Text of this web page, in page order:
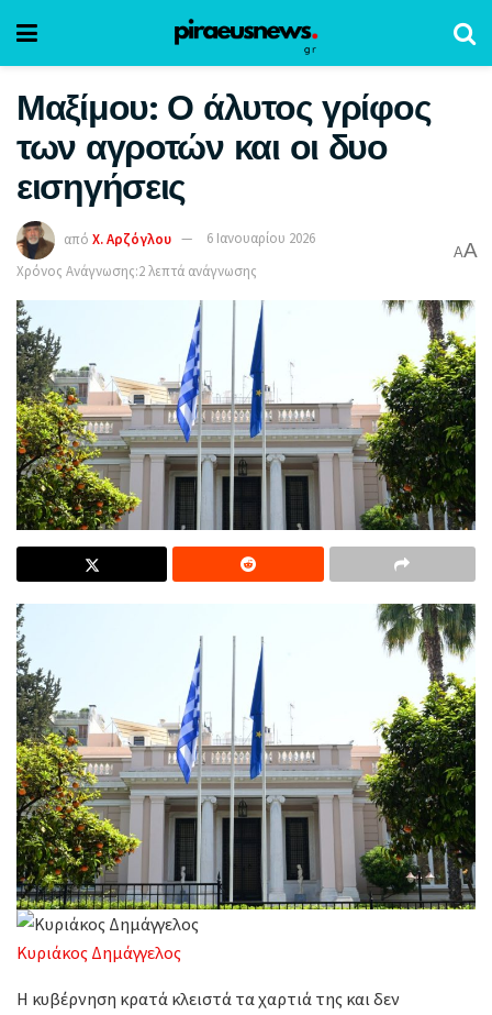
Μαξίμου: Ο άλυτος γρίφος
των αγροτών και οι δυο
εισηγήσεις
από Χ. Αρζόγλου
6 Ιανουαρίου 2026
Χρόνος Ανάγνωσης:2 λεπτά ανάγνωσης
AA
Κυριάκος Δημάγγελος
Η κυβέρνηση κρατά κλειστά τα χαρτιά της και δεν